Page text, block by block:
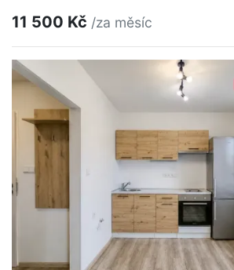
11 500 Kč /za měsíc